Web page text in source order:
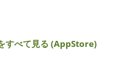
すべて見る (AppStore)